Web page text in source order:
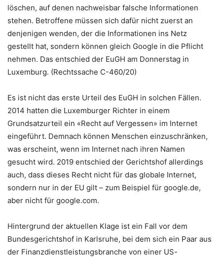
löschen, auf denen nachweisbar falsche Informationen
stehen. Betroffene müssen sich dafür nicht zuerst an
denjenigen wenden, der die Informationen ins Netz
gestellt hat, sondern können gleich Google in die Pflicht
nehmen. Das entschied der EuGH am Donnerstag in
Luxemburg. (Rechtssache C-460/20)
Es ist nicht das erste Urteil des EuGH in solchen Fällen.
2014 hatten die Luxemburger Richter in einem
Grundsatzurteil ein «Recht auf Vergessen» im Internet
eingeführt. Demnach können Menschen einzuschränken,
was erscheint, wenn im Internet nach ihren Namen
gesucht wird. 2019 entschied der Gerichtshof allerdings
auch, dass dieses Recht nicht für das globale Internet,
sondern nur in der EU gilt – zum Beispiel für google.de,
aber nicht für google.com.
Hintergrund der aktuellen Klage ist ein Fall vor dem
Bundesgerichtshof in Karlsruhe, bei dem sich ein Paar aus
der Finanzdienstleistungsbranche von einer US-